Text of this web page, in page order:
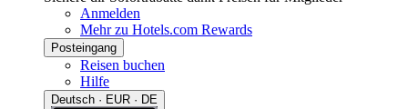
Anmelden
Mehr zu Hotels.com Rewards
Posteingang
Reisen buchen
Hilfe
Deutsch · EUR · DE